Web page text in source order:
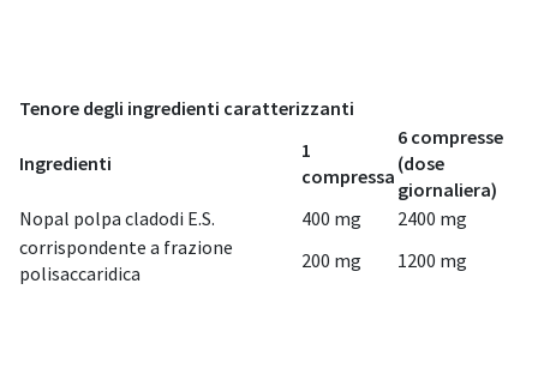
Tenore degli ingredienti caratterizzanti
Ingredienti
1
compressa
6 compresse
(dose
giornaliera)
Nopal polpa cladodi E.S.
400 mg
2400 mg
corrispondente a frazione
polisaccaridica
200 mg 1200 mg